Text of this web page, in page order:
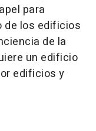
para
de los edificios
de la
un edificio
edificios y